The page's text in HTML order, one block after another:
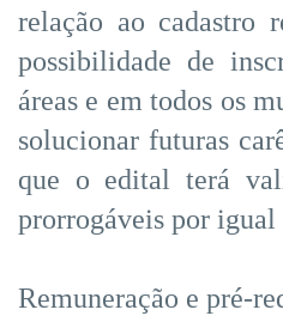
relação ao cadastro
possibilidade de
áreas e em todos os
solucionar futuras
que o edital terá
prorrogáveis por igual
Remuneração e pré-